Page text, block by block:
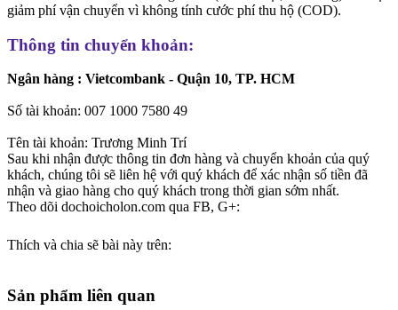
giảm phí vận chuyển vì không tính cước phí thu hộ (COD).
Thông tin chuyển khoản:
Ngân hàng : Vietcombank - Quận 10, TP. HCM
Số tài khoản: 007 1000 7580 49
Tên tài khoản: Trương Minh Trí
Sau khi nhận được thông tin đơn hàng và chuyển khoản của quý
khách, chúng tôi sẽ liên hệ với quý khách để xác nhận số tiền đã
nhận và giao hàng cho quý khách trong thời gian sớm nhất.
Theo dõi dochoicholon.com qua FB, G+:
Thích và chia sẽ bài này trên:
Sản phẩm liên quan